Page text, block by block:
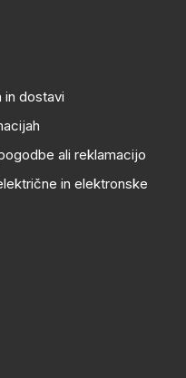
in dostavi
ali reklamacijo
in elektronske